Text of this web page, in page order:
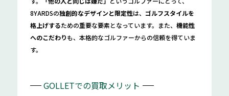
8YARDSの独創的なデザインと限定性は、 ゴルフスタイルを
格上げするための重要な要素となっています。また、 機能性
へのこだわりも、本格的なゴルファーからの信頼を得ていま
す。
GOLLETでの買取メリット